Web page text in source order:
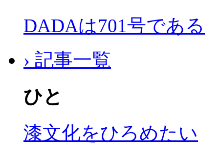
DADAは701号である
› 記事一覧
ひと
漆文化をひろめたい